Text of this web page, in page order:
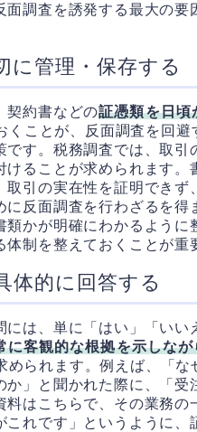
面調査を誘発する最大の要
に管理・保存する
契約書などの証憑類を日頃
くことが、反面調査を回避
です。税務調査では、取引
けることが求められます。
取引の実在性を証明できず
に反面調査を行わざるを得
類かが明確にわかるように
制を整えておくことが重
体的に回答する
には、単に「はい」「いい
に客観的な根拠を示しな
められます。例えば、「な
か」と聞かれた際に、「受
料はこちらで、その業務の
これです」というように、